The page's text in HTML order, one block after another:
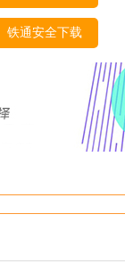
铁通安全下载